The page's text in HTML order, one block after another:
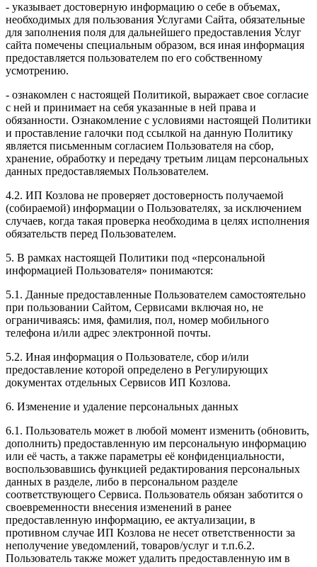
- указывает достоверную информацию о себе в объемах,
необходимых для пользования Услугами Сайта, обязательные
для заполнения поля для дальнейшего предоставления Услуг
сайта помечены специальным образом, вся иная информация
предоставляется пользователем по его собственному
усмотрению.
- ознакомлен с настоящей Политикой, выражает свое согласие
с ней и принимает на себя указанные в ней права и
обязанности. Ознакомление с условиями настоящей Политики
и проставление галочки под ссылкой на данную Политику
является письменным согласием Пользователя на сбор,
хранение, обработку и передачу третьим лицам персональных
данных предоставляемых Пользователем.
4.2. ИП Козлова не проверяет достоверность получаемой
(собираемой) информации о Пользователях, за исключением
случаев, когда такая проверка необходима в целях исполнения
обязательств перед Пользователем.
5. В рамках настоящей Политики под «персональной
информацией Пользователя» понимаются:
5.1. Данные предоставленные Пользователем самостоятельно
при пользовании Сайтом, Сервисами включая но, не
ограничиваясь: имя, фамилия, пол, номер мобильного
телефона и/или адрес электронной почты.
5.2. Иная информация о Пользователе, сбор и/или
предоставление которой определено в Регулирующих
документах отдельных Сервисов ИП Козлова.
6. Изменение и удаление персональных данных
6.1. Пользователь может в любой момент изменить (обновить,
дополнить) предоставленную им персональную информацию
или её часть, а также параметры её конфиденциальности,
воспользовавшись функцией редактирования персональных
данных в разделе, либо в персональном разделе
соответствующего Сервиса. Пользователь обязан заботится о
своевременности внесения изменений в ранее
предоставленную информацию, ее актуализации, в
противном случае ИП Козлова не несет ответственности за
неполучение уведомлений, товаров/услуг и т.п.6.2.
Пользователь также может удалить предоставленную им в